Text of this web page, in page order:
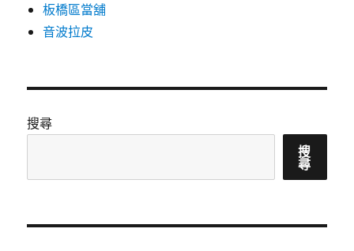
板橋區當舖
音波拉皮
搜尋
搜
尋